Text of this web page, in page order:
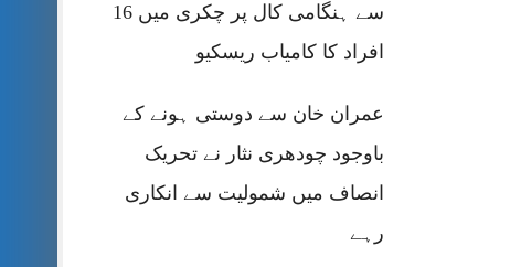
سے ہنگامی کال پر چکری میں 16
افراد کا کامیاب ریسکیو
عمران خان سے دوستی ہونے کے
باوجود چودھری نثار نے تحریک
انصاف میں شمولیت سے انکاری
رہے